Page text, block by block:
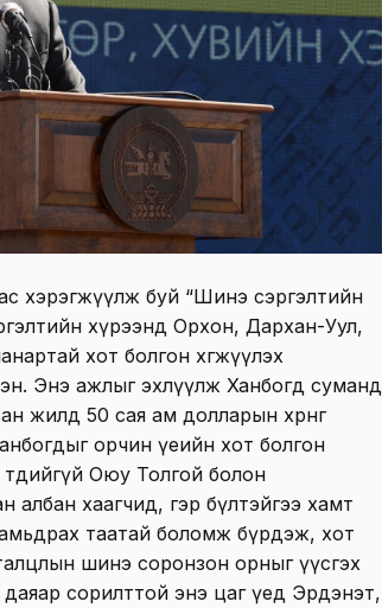
хэрэгжүүлж буй “Шинэ сэргэлтийн
хүрээнд Орхон, Дархан-Уул,
хот болгон хөгжүүлэх
Энэ ажлыг эхлүүлж Ханбогд суманд
жилд 50 сая ам долларын хөрөнгө
орчин үеийн хот болгон
төдийгүй Оюу Толгой болон
албан хаагчид, гэр бүлтэйгээ хамт
таатай боломж бүрдэж, хот
шинэ соронзон орныг үүсгэх
сорилттой энэ цаг үед Эрдэнэт,